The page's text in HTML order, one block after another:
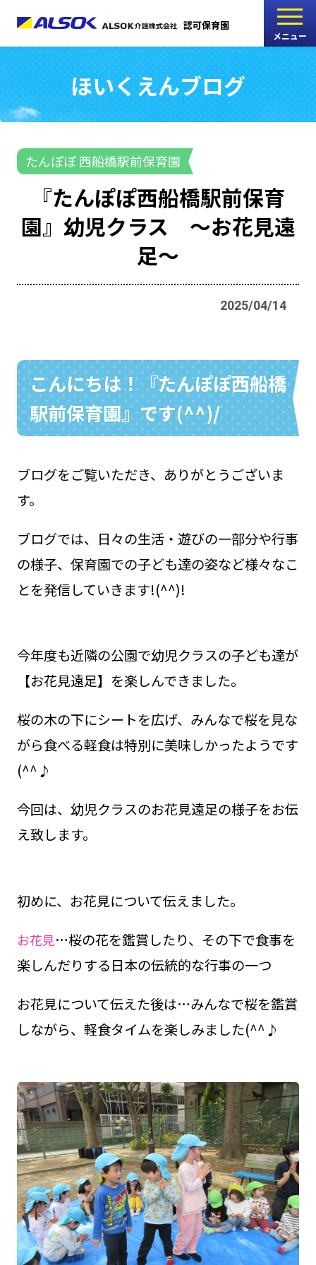
認可保育園
メニュー
こどもの家
志木中宗岡保育園
たんぽぽ
西船橋駅前保育園
たんぽぽ
海神町南保育園
採用情報
048-631-3721 お問い合わせ
ほいくえんブログ
たんぽぽ 西船橋駅前保育園
『たんぽぽ西船橋駅前保育
園』幼児クラス ～お花見遠
足～
2025/04/14
こんにちは！『たんぽぽ西船橋
駅前保育園』です(^^)/
ブログをご覧いただき、ありがとうございま
す。
ブログでは、日々の生活・遊びの一部分や行事
の様子、保育園での子ども達の姿など様々なこ
とを発信していきます!(^^)!
今年度も近隣の公園で幼児クラスの子ども達が
【お花見遠足】を楽しんできました。
桜の木の下にシートを広げ、みんなで桜を見な
がら食べる軽食は特別に美味しかったようです
(^^♪
今回は、幼児クラスのお花見遠足の様子をお伝
え致します。
初めに、お花見について伝えました。
お花見…桜の花を鑑賞したり、その下で食事を
楽しんだりする日本の伝統的な行事の一つ
お花見について伝えた後は…みんなで桜を鑑賞
しながら、軽食タイムを楽しみました(^^♪